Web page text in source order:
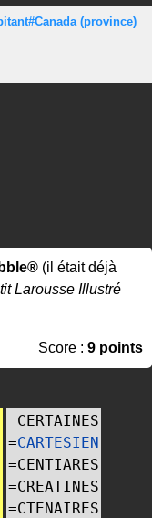
(province)
(il était déjà
Larousse Illustré
Score : 9 points
CERTAINES
=CARTESIEN
=CENTIARES
=CREATINES
=CTENAIRES